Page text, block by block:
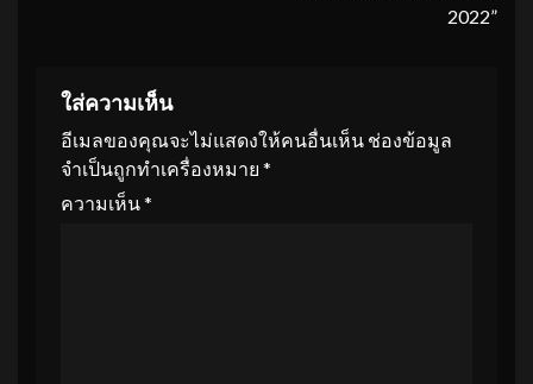
2022”
ใส่ความเห็น
อีเมลของคุณจะไม่แสดงให้คนอื่นเห็น ช่องข้อมูล
จำเป็นถูกทำเครื่องหมาย *
ความเห็น*